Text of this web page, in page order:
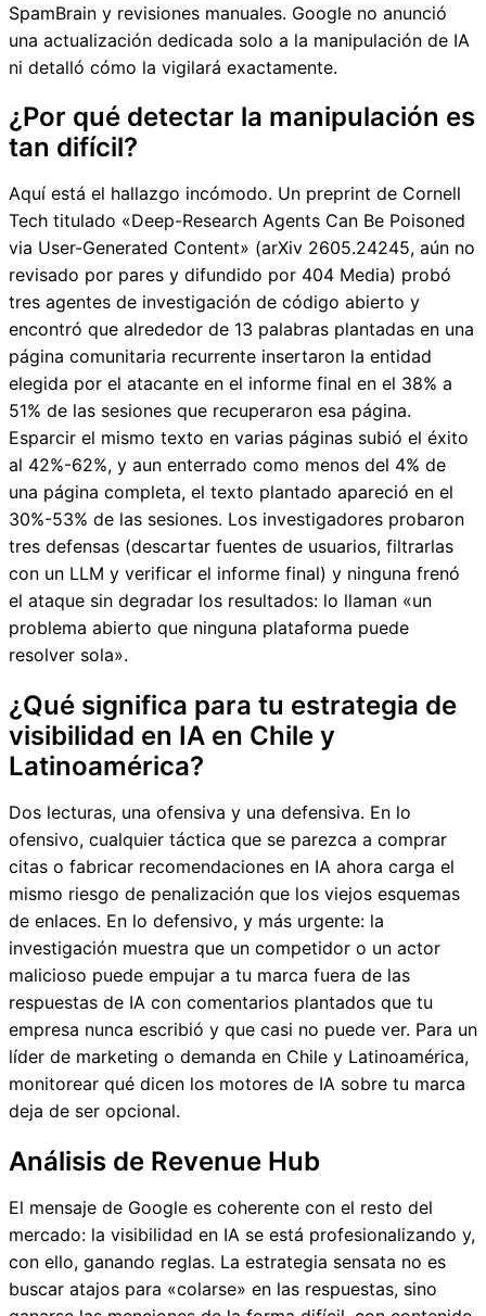
SpamBrain y revisiones manuales. Google no anunció
una actualización dedicada solo a la manipulación de IA
ni detalló cómo la vigilará exactamente.
¿Por qué detectar la manipulación es
tan difícil?
Aquí está el hallazgo incómodo. Un preprint de Cornell
Tech titulado «Deep-Research Agents Can Be Poisoned
via User-Generated Content» (arXiv 2605.24245, aún no
revisado por pares y difundido por 404 Media) probó
tres agentes de investigación de código abierto y
encontró que alrededor de 13 palabras plantadas en una
página comunitaria recurrente insertaron la entidad
elegida por el atacante en el informe final en el 38% a
51% de las sesiones que recuperaron esa página.
Esparcir el mismo texto en varias páginas subió el éxito
al 42%-62%, y aun enterrado como menos del 4% de
una página completa, el texto plantado apareció en el
30%-53% de las sesiones. Los investigadores probaron
tres defensas (descartar fuentes de usuarios, filtrarlas
con un LLM y verificar el informe final) y ninguna frenó
el ataque sin degradar los resultados: lo llaman «un
problema abierto que ninguna plataforma puede
resolver sola».
¿Qué significa para tu estrategia de
visibilidad en IA en Chile y
Latinoamérica?
Dos lecturas, una ofensiva y una defensiva. En lo
ofensivo, cualquier táctica que se parezca a comprar
citas o fabricar recomendaciones en IA ahora carga el
mismo riesgo de penalización que los viejos esquemas
de enlaces. En lo defensivo, y más urgente: la
investigación muestra que un competidor o un actor
malicioso puede empujar a tu marca fuera de las
respuestas de IA con comentarios plantados que tu
empresa nunca escribió y que casi no puede ver. Para un
líder de marketing o demanda en Chile y Latinoamérica,
monitorear qué dicen los motores de IA sobre tu marca
deja de ser opcional.
Análisis de Revenue Hub
El mensaje de Google es coherente con el resto del
mercado: la visibilidad en IA se está profesionalizando y,
con ello, ganando reglas. La estrategia sensata no es
buscar atajos para «colarse» en las respuestas, sino